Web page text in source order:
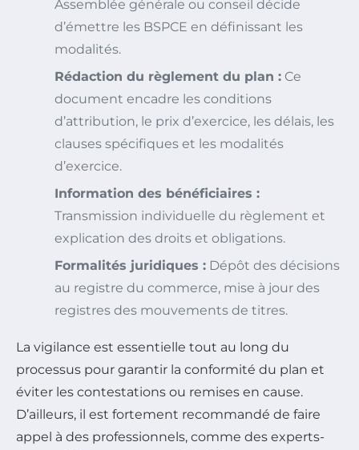
Assemblée générale ou conseil décide
d’émettre les BSPCE en définissant les
modalités.
Rédaction du règlement du plan : Ce
document encadre les conditions
d’attribution, le prix d’exercice, les délais, les
clauses spécifiques et les modalités
d’exercice.
Information des bénéficiaires :
Transmission individuelle du règlement et
explication des droits et obligations.
Formalités juridiques : Dépôt des décisions
au registre du commerce, mise à jour des
registres des mouvements de titres.
La vigilance est essentielle tout au long du
processus pour garantir la conformité du plan et
éviter les contestations ou remises en cause.
D’ailleurs, il est fortement recommandé de faire
appel à des professionnels, comme des experts-